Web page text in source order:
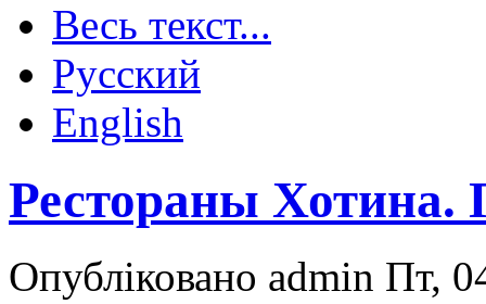
Весь текст...
Русский
English
Рестораны
Опубліковано admin Пт,